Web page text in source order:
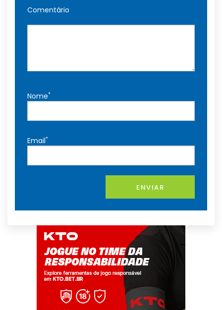
Comentário
Nome*
Email*
ENVIAR